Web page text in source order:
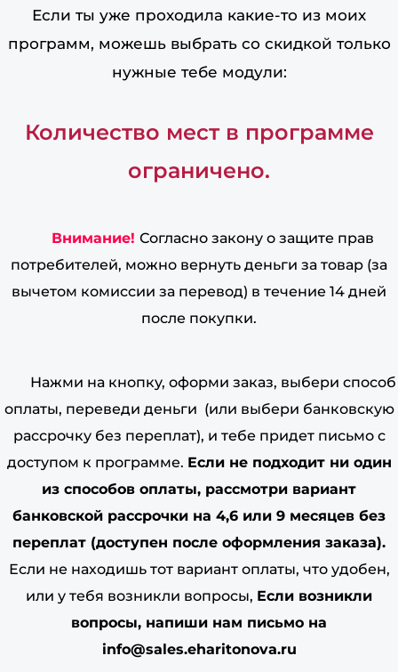
Если ты уже проходила какие-то из моих
программ, можешь выбрать со скидкой только
нужные тебе модули:
Количество мест в программе
ограничено.
Внимание! Согласно закону о защите прав
потребителей, можно вернуть деньги за товар (за
вычетом комиссии за перевод) в течение 14 дней
после покупки.
Нажми на кнопку, оформи заказ, выбери способ
оплаты, переведи деньги (или выбери банковскую
рассрочку без переплат), и тебе придет письмо с
доступом к программе. Если не подходит ни один
из способов оплаты, рассмотри вариант
банковской рассрочки на 4,6 или 9 месяцев без
переплат (доступен после оформления заказа).
Если не находишь тот вариант оплаты, что удобен,
или у тебя возникли вопросы, Если возникли
вопросы, напиши нам письмо на
info@sales.eharitonova.ru